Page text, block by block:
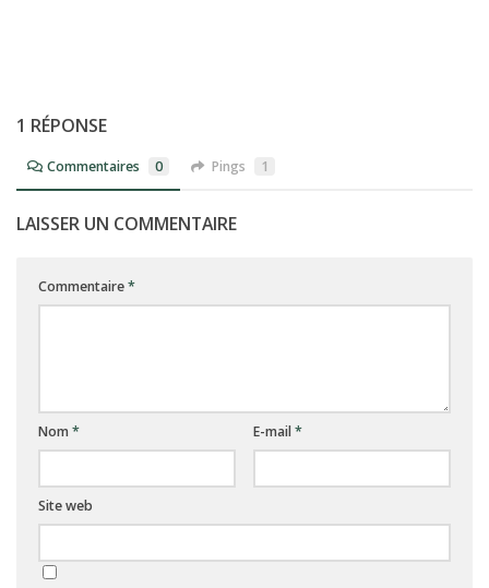
1 RÉPONSE
Commentaires 0 Pings 1
LAISSER UN COMMENTAIRE
Commentaire*
Nom * E-mail*
Site web